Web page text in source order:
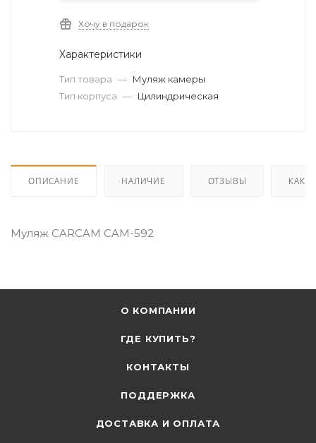
Хочу в подарок
Характеристики
Тип товара — Муляж камеры
Тип корпуса — Цилиндрическая
ОПИСАНИЕ НАЛИЧИЕ ОТЗЫВЫ КАК
Муляж CARCAM CAM-592
О КОМПАНИИ
ГДЕ КУПИТЬ?
КОНТАКТЫ
ПОДДЕРЖКА
ДОСТАВКА И ОПЛАТА